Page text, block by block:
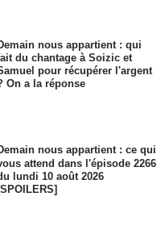
nous appartient : qui
du chantage à Soizic et
pour récupérer l'argent
On a la réponse
nous appartient : ce qui
attend dans l'épisode 2266
lundi 10 août 2026